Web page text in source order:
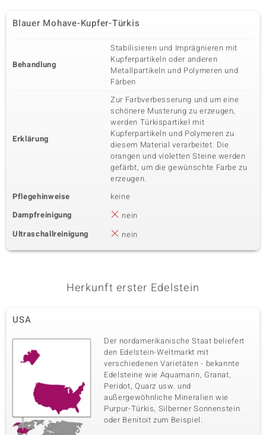
Blauer Mohave-Kupfer-Türkis
Behandlung
Stabilisieren und Imprägnieren mit
Kupferpartikeln oder anderen
Metallpartikeln und Polymeren und
Färben
Erklärung
Zur Farbverbesserung und um eine
schönere Musterung zu erzeugen,
werden Türkispartikel mit
Kupferpartikeln und Polymeren zu
diesem Material verarbeitet. Die
orangen und violetten Steine werden
gefärbt, um die gewünschte Farbe zu
erzeugen.
Pflegehinweise
keine
Dampfreinigung
nein
Ultraschallreinigung
nein
Herkunft erster Edelstein
USA
Der nordamerikanische Staat beliefert
den Edelstein-Weltmarkt mit
verschiedenen Varietäten - bekannte
Edelsteine wie Aquamarin, Granat,
Peridot, Quarz usw. und
außergewöhnliche Mineralien wie
Purpur-Türkis, Silberner Sonnenstein
oder Benitoit zum Beispiel.